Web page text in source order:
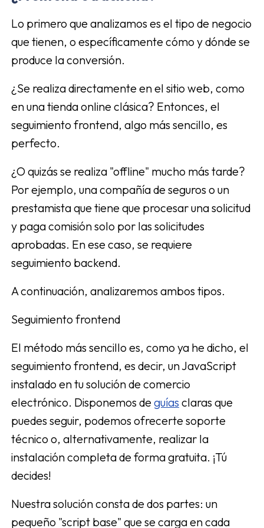
Lo primero que analizamos es el tipo de negocio
que tienen, o específicamente cómo y dónde se
produce la conversión.
¿Se realiza directamente en el sitio web, como
en una tienda online clásica? Entonces, el
seguimiento frontend, algo más sencillo, es
perfecto.
¿O quizás se realiza "offline" mucho más tarde?
Por ejemplo, una compañía de seguros o un
prestamista que tiene que procesar una solicitud
y paga comisión solo por las solicitudes
aprobadas. En ese caso, se requiere
seguimiento backend.
A continuación, analizaremos ambos tipos.
Seguimiento frontend
El método más sencillo es, como ya he dicho, el
seguimiento frontend, es decir, un JavaScript
instalado en tu solución de comercio
electrónico. Disponemos de guías claras que
puedes seguir, podemos ofrecerte soporte
técnico o, alternativamente, realizar la
instalación completa de forma gratuita. ¡Tú
decides!
Nuestra solución consta de dos partes: un
pequeño "script base" que se carga en cada